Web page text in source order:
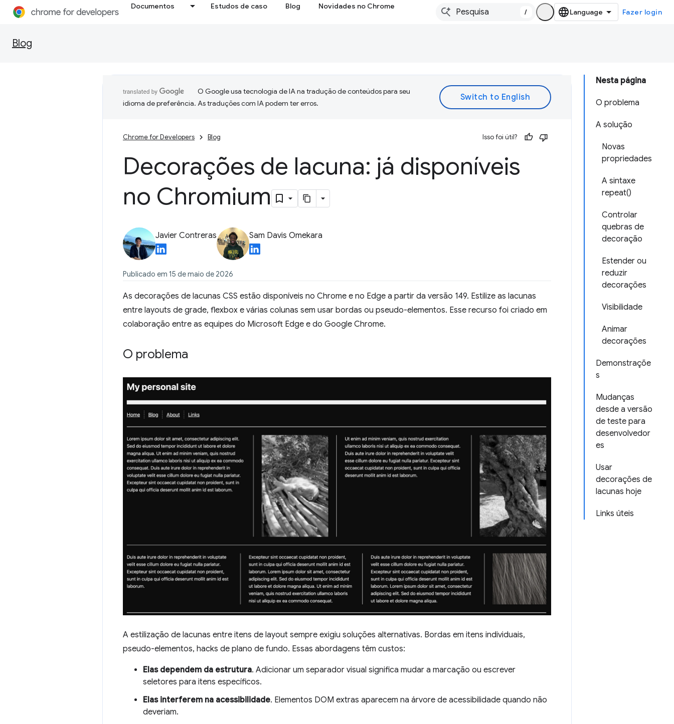
Documentos Estudos de caso Blog Novidades no Chrome
/ Fazer login
Blog
Nesta página
O problema
A solução
Novas
propriedades
A sintaxe
repeat()
Controlar
quebras de
decoração
Estender ou
reduzir
decorações
Visibilidade
Animar
decorações
Demonstraçõe
s
Mudanças
desde a versão
de teste para
desenvolvedor
es
Usar
decorações de
lacunas hoje
Links úteis
O Google usa tecnologia de IA na tradução de conteúdos para seu
idioma de preferência. As traduções com IA podem ter erros.
Chrome for Developers Blog Isso foi útil?
Decorações de lacuna: já disponíveis
no Chromium
Javier Contreras Sam Davis Omekara
Publicado em 15 de maio de 2026
As decorações de lacunas CSS estão disponíveis no Chrome e no Edge a partir da versão 149. Estilize as lacunas
entre layouts de grade, flexbox e várias colunas sem usar bordas ou pseudo-elementos. Esse recurso foi criado em
colaboração entre as equipes do Microsoft Edge e do Google Chrome.
O problema
A estilização de lacunas entre itens de layout sempre exigiu soluções alternativas. Bordas em itens individuais,
pseudo-elementos, hacks de plano de fundo. Essas abordagens têm custos:
Elas dependem da estrutura. Adicionar um separador visual significa mudar a marcação ou escrever
seletores para itens específicos.
Elas interferem na acessibilidade. Elementos DOM extras aparecem na árvore de acessibilidade quando não
deveriam.